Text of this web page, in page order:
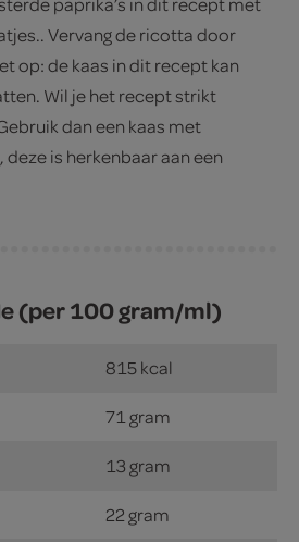
Vervang de ricotta door
op: de kaas in dit recept kan
Wil je het recept strikt
dan een kaas met
is herkenbaar aan een
(per 100 gram/ml)
815 kcal
71 gram
13 gram
22 gram